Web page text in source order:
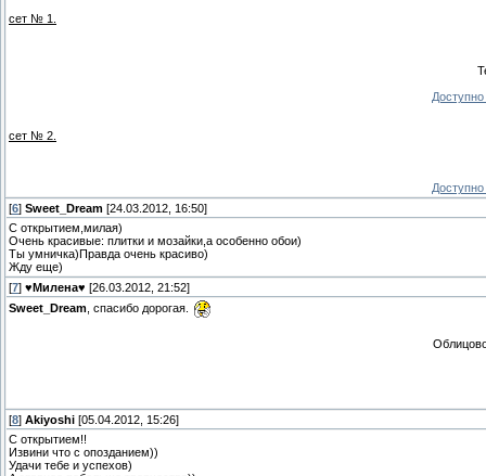
сет № 1.
сет № 2.
[6] Sweet_Dream [24.03.2012, 16:50]
C открытием,милая)
Очень красивые: плитки и мозайки,а особенно обои)
Ты умничка)Правда очень красиво)
Жду еще)
[7] ♥Милена♥ [26.03.2012, 21:52]
Sweet_Dream , спасибо дорогая.
[8] Akiyoshi [05.04.2012, 15:26]
С открытием!!
Извини что с опозданием))
Удачи тебе и успехов)